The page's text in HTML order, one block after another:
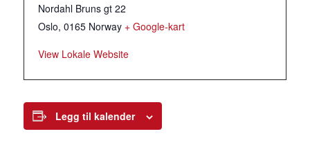
Nordahl Bruns gt 22
Oslo, 0165 Norway + Google-kart
View Lokale Website
Legg til kalender